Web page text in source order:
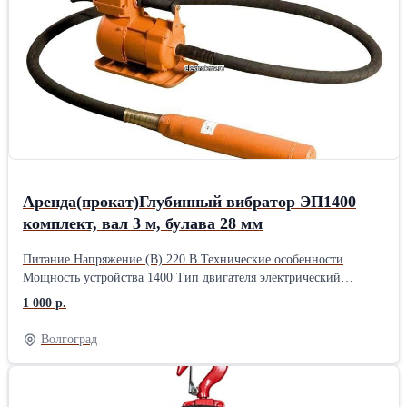
Электропривод - мощный двигатель, агрегат протативный и
легкий, работает от сети и преобразует энергию электричества,
переносной. Гибкий вал - шланг который является
промежуточным звеном между двигателем и вибрирующим
элементом. Прочный, с домолнительным армированием из
стали, при этом эластичный и устойчивый к механическим
повреждениям. Вибронаконечник является ключевым звеном
всего инструмента. г. Волгоград
числе ленточных пил), суперфиниширование сталей
закаленных, прецизионное зубошлифование и
резьбошлифование.
Аренда(прокат)Глубинный вибратор ЭП1400
комплект, вал 3 м, булава 28 мм
Питание Напряжение (В) 220 В Технические особенности
Мощность устройства 1400 Тип двигателя электрический
Дополнительная информация Частота вибрации (виб/мин) 3000
Длина булавы 3 м Диаметр булавы вибратора (мм) 28 Масса
вибронаконечника (кг) 1.54 Высокочастотчный да Способ
питания инструмента от электрической сети Страна
производства Китай Комплектация Глубинный вибратор для
бетона ЭП-1400, вал 3 м., наконечник 28 мм / упаковка Габариты
1 000 р.
Волгоград